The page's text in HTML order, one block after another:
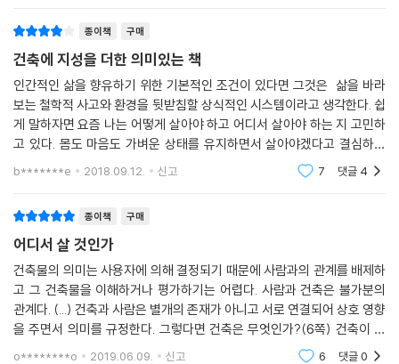
는 것은 아니지만 인간의 일면을 드러내는 중요한 지표가 된다는 것을 알
수 있다.
그렇다면 현대인들은 왜 SNS를 많이 할까? 1인 가구의 경우에서 볼 수 있
듯이 점점 좁아지는 주거 공간에서 살아가는 현대인들은 SNS에서 사람들
을 만난다. 여유 공간은 없어지고 손바닥만 한 스마트폰을 쳐다보며 살게
된 것이다. 그리고 피라미드나 만리장성을 지을 수 없는 평범한 사람들은
시선의 집중을 받는 사람이 권력을 갖듯이 자신의 사진을 SNS에 올리며
다른 사람들의 시선을 자원 삼아 권력을 조금씩 수집하는 것이다. 이 이야
영향도 유추해 볼 수 있다. 관객들이 아래를 내려다보게 되어 있는 이 같은
원형극장이 있었다는 것은 국민 누구나 배우가 되면 시선 집중을 받을 수
있는 무대에 설 수 있었다는 말이다. 그 말은 국민 누구나 권력의 중심이 될
수 있다는 것이다. 기존의 권력자들이 높은 곳에 올라가서 시선의 집중을
받았다면 관객이 아래를 내려다보게 되어 있는 디오니소스 극장에서는 그
위치가 바뀐다. 왕이나 제사장이 아니라 일반 국민도 언제든지 시선 집중
을 받을 수 있게 해 주고 평등한 권력의 공간 구조를 제공하는 디오니소스
종이책 구매
건축에 지성을 더한 의미있는 책
인간적인 삶을 향유하기 위한 기본적인 조건이 있다면 그것은 삶을 바라
보는 철학적 사고와 환경을 뒷받침할 상식적인 시스템이라고 생각한다. 쉽
게 말하자면 요즘 나는 어떻게 살아야 하고 어디서 살아야 하는 지 고민하
고 있다. 몸도 마음도 가벼운 상태를 유지하면서 살아야겠다고 결심하고
있다. 굳이 어렵게 생각할 것 없이 일상의 균형감각을 유지하는 일이 가장
b*******e 2018.09.12. 신고 7 댓글 4
종이책 구매
어디서 살 것인가
건축물의 의미는 사용자에 의해 결정되기 때문에 사람과의 관계를 배제하
고 그 건축물을 이해하거나 평가하기는 어렵다. 사람과 건축은 불가분의
관계다. (...) 건축과 사람은 별개의 존재가 아니고 서로 연결되어 상호 영향
을 주면서 의미를 규정한다. 그렇다면 건축은 무엇인가?(6쪽) 건축이 무
엇인지에 대한 정답은 말하지 않는다. 그러나 저자가 지향하는 건축에 대
o********o 2019.06.09. 신고 6 댓글0